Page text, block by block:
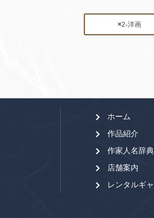
×2-洋画
ホーム
作品紹介
作家人名辞典
店舗案内
レンタルギ